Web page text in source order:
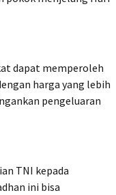
dapat memperoleh
harga yang lebih
pengeluaran
TNI kepada
ini bisa